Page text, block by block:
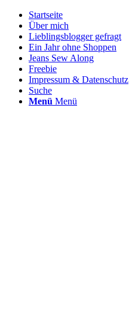
Startseite
Über mich
Lieblingsblogger gefragt
Ein Jahr ohne Shoppen
Jeans Sew Along
Freebie
Impressum & Datenschutz
Suche
Menü Menü